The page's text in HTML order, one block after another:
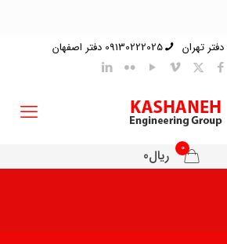
09130222025 دفتر اصفهان
0 ریال0